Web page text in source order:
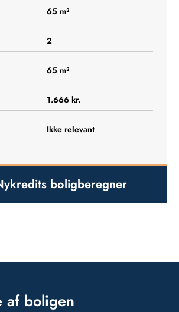
65 m²
2
65 m²
1.666 kr.
Ikke relevant
boligberegner
af boligen